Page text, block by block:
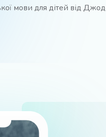
мови для дітей від